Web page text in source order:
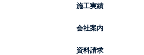
施工実績
会社案内
資料請求